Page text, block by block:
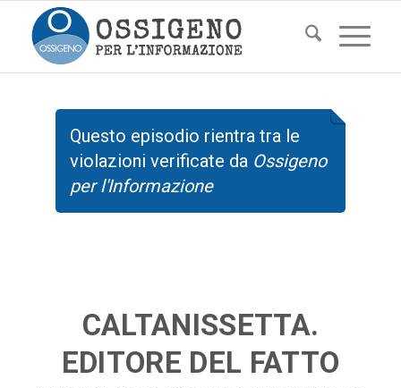
Questo episodio rientra tra le
violazioni verificate da Ossigeno
per l'Informazione
CALTANISSETTA.
EDITORE DEL FATTO